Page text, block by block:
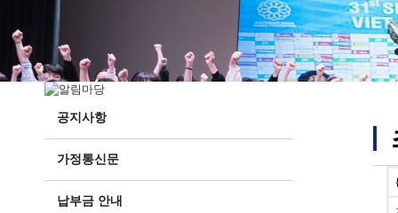
위치/전화
전경사진
공지사항
가정통신문
납부금 안내